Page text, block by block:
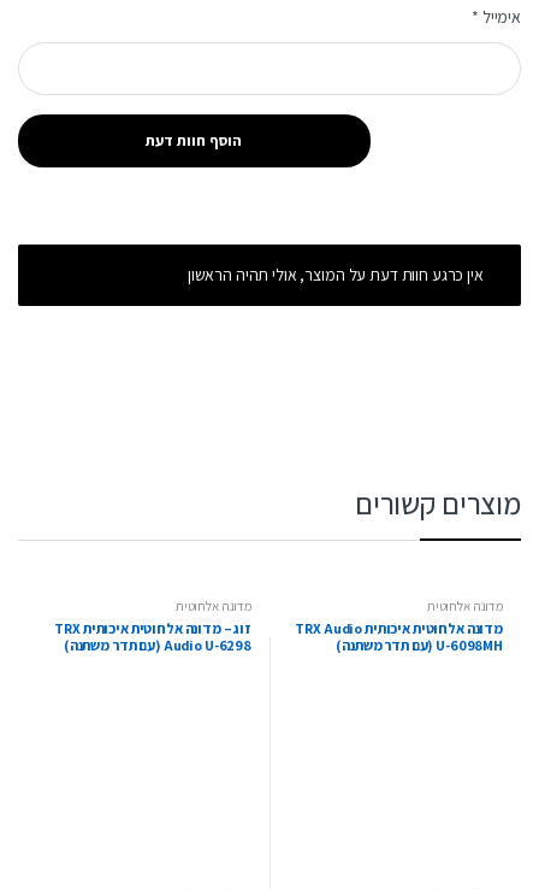
אימייל *
אין כרגע חוות דעת על המוצר, אולי תהיה הראשון
מוצרים קשורים
מדונה אלחוטית
מדונה אלחוטית איכותית TRX Audio
U-6098MH (עם תדר משתנה)
מדונה אלחוטית
זוג – מדונה אלחוטית איכותית TRX
Audio U-6298 (עם תדר משתנה)